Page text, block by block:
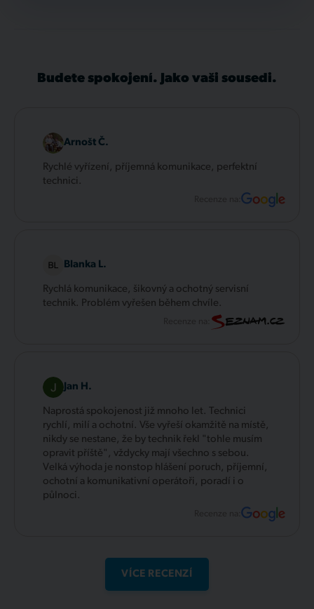
Budete spokojení. Jako vaši sousedi.
Arnošt Č.
Rychlé vyřízení, příjemná komunikace, perfektní
technici.
Recenze na:
Blanka L.
Rychlá komunikace, šikovný a ochotný servisní
technik. Problém vyřešen během chvíle.
Jan H.
Naprostá spokojenost již mnoho let. Technici
rychlí, milí a ochotní. Vše vyřeší okamžitě na místě,
nikdy se nestane, že by technik řekl "tohle musím
opravit příště", vždycky mají všechno s sebou.
Velká výhoda je nonstop hlášení poruch, příjemní,
ochotní a komunikativní operátoři, poradí i o
půlnoci.
Recenze na:
VÍCE RECENZÍ